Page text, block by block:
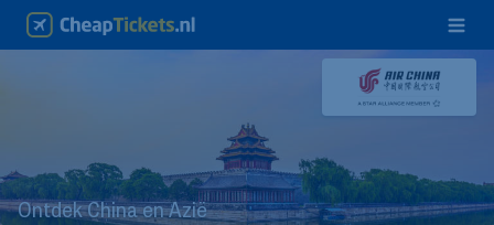
Ontdek China en Azië